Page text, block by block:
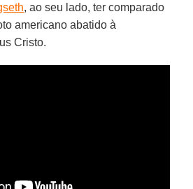
, ao seu lado, ter comparado
americano abatido à
Cristo.